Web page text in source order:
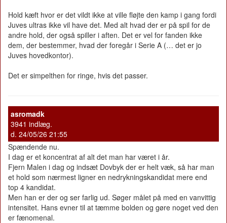
Hold kæft hvor er det vildt ikke at ville fløjte den kamp i gang fordi
Juves ultras ikke vil have det. Med alt hvad der er på spil for de
andre hold, der også spiller i aften. Det er vel for fanden ikke
dem, der bestemmer, hvad der foregår i Serie A (… det er jo
Juves hovedkontor).
Det er simpelthen for ringe, hvis det passer.
asromadk
3941 indlæg.
d. 24/05/26 21:55
Spændende nu.
I dag er et koncentrat af alt det man har været i år.
Fjern Malen i dag og indsæt Dovbyk der er helt væk, så har man
et hold som nærmest ligner en nedrykningskandidat mere end
top 4 kandidat.
Men han er der og ser farlig ud. Søger målet på med en vanvittig
intensitet. Hans evner til at tæmme bolden og gøre noget ved den
er fænomenal.